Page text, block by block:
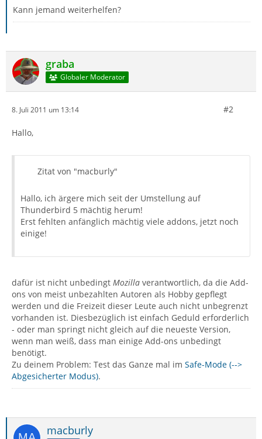
Kann jemand weiterhelfen?
graba
Globaler Moderator
8. Juli 2011 um 13:14 #2
Hallo,
Zitat von "macburly"
Hallo, ich ärgere mich seit der Umstellung auf
Thunderbird 5 mächtig herum!
Erst fehlten anfänglich mächtig viele addons, jetzt noch
einige!
dafür ist nicht unbedingt Mozilla verantwortlich, da die Add-
ons von meist unbezahlten Autoren als Hobby gepflegt
werden und die Freizeit dieser Leute auch nicht unbegrenzt
vorhanden ist. Diesbezüglich ist einfach Geduld erforderlich
- oder man springt nicht gleich auf die neueste Version,
wenn man weiß, dass man einige Add-ons unbedingt
benötigt.
Zu deinem Problem: Test das Ganze mal im Safe-Mode (-->
Abgesicherter Modus).
macburly